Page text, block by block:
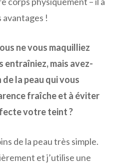
avantages !
ne vous maquilliez
entraîniez, mais avez-
la peau qui vous
fraîche et à éviter
votre teint ?
de la peau très simple.
et j’utilise une